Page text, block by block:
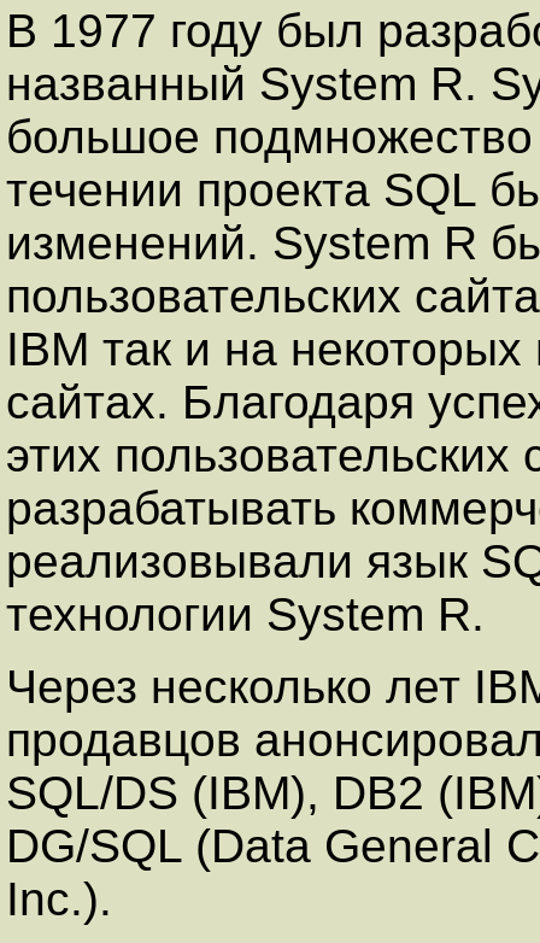
В 1977 году был
названный System R.
большое
течении проекта SQL
изменений. System R
пользовательских
IBM так и на
сайтах. Благодаря
этих
разрабатывать
реализовывали язык
технологии System R.
Через несколько лет
продавцов
SQL/DS (IBM), DB2
DG/SQL (Data General
Inc.).